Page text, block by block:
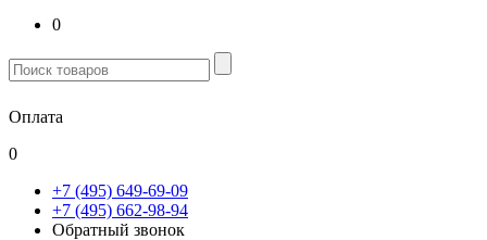
0
Оплата
0
+7 (495) 649-69-09
+7 (495) 662-98-94
Обратный звонок